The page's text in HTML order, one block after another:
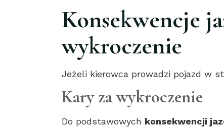
Konsekwencje
wykroczenie
Jeżeli kierowca prowadzi pojazd w
Kary za wykroczenie
Do podstawowych konsekwencji